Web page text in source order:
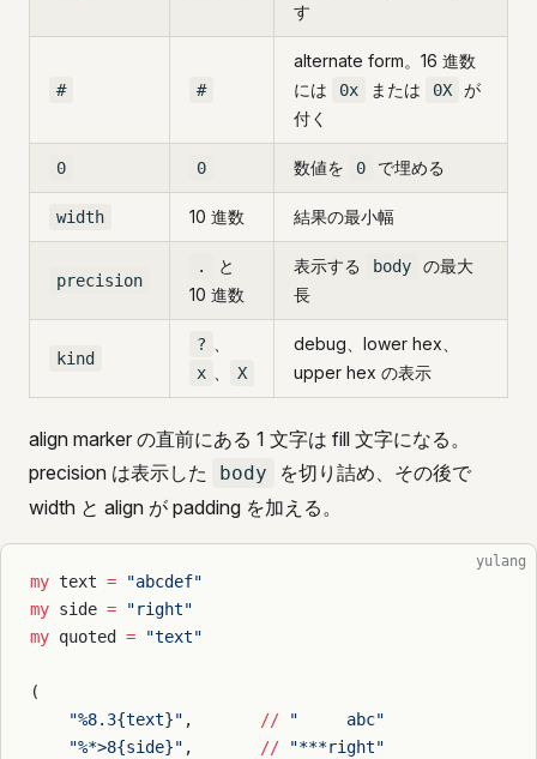
す
# #
alternate form。16 進数
には
0x または 0X
が
付く
0 0 数値を 0 で埋める
width 10 進数 結果の最小幅
precision
.
と
10 進数
表示する body
の最大
長
kind
?
x X
debug、lower hex、
upper hex の表示
align marker の直前にある 1 文字は fill 文字になる。
precision は表示した
body
を切り詰め、その後で
width と align が padding を加える。
yulang
my text = "abcdef"
my side = "right"
my quoted = "text"
(
    "%8.3{text}"
, // "     abc"
    "%*>8{side}"
, // "***right"